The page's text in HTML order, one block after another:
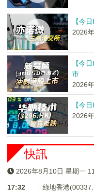
【今
2026
【今
市
2026
【今
2026
快訊
2026年8月10日 星期一
17:32 綠地香港